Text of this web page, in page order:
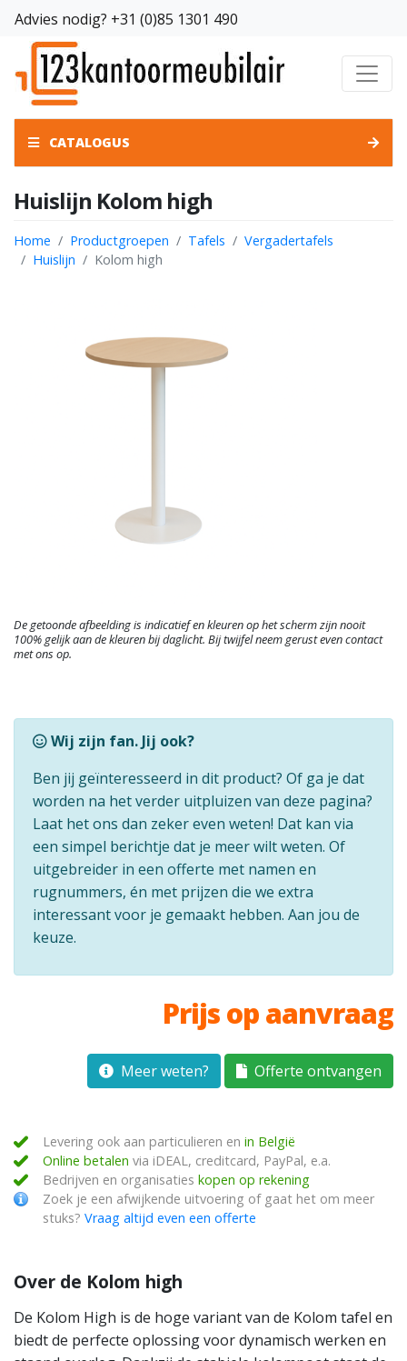
Advies nodig? +31 (0)85 1301 490
CATALOGUS
Huislijn Kolom high
Home Productgroepen Tafels
Vergadertafels
Huislijn
Kolom high
De getoonde afbeelding is indicatief en kleuren op het scherm zijn nooit
100% gelijk aan de kleuren bij daglicht. Bij twijfel neem gerust even contact
met ons op.
Wij zijn fan. Jij ook?
Ben jij geïnteresseerd in dit product? Of ga je dat
worden na het verder uitpluizen van deze pagina?
Laat het ons dan zeker even weten! Dat kan via
een simpel berichtje dat je meer wilt weten. Of
uitgebreider in een offerte met namen en
rugnummers, én met prijzen die we extra
interessant voor je gemaakt hebben. Aan jou de
keuze.
Prijs op aanvraag
Meer weten? Offerte ontvangen
Levering ook aan particulieren en in België
Online betalen via iDEAL, creditcard, PayPal, e.a.
Bedrijven en organisaties kopen op rekening
Zoek je een afwijkende uitvoering of gaat het om meer
stuks? Vraag altijd even een offerte
Over de Kolom high
De Kolom High is de hoge variant van de Kolom tafel en
biedt de perfecte oplossing voor dynamisch werken en